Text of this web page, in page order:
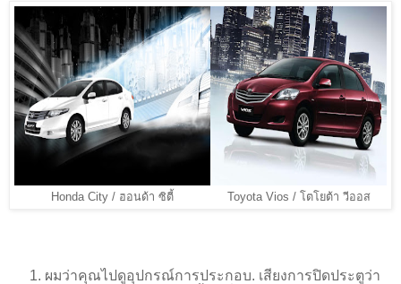
Honda City / ฮอนด้า ซิตี้ Toyota Vios / โตโยต้า วีออส
ผมว่าคุณไปดูอุปกรณ์การประกอบ. เสียงการปิดประตูว่า